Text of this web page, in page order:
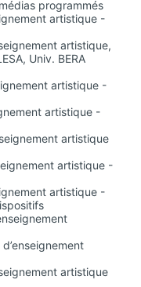
programmés
artistique -
artistique,
Univ. BERA
artistique -
artistique -
artistique
artistique -
artistique -
artistique